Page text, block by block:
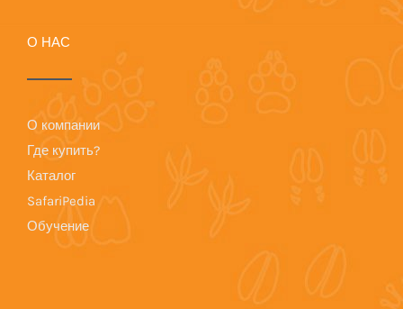
О НАС
О компании
Где купить?
Каталог
SafariPedia
Обучение